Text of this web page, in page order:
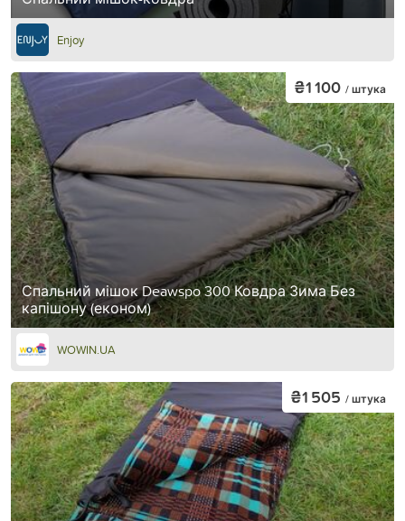
Enjoy
Спальний мішок Deawspo 300 Ковдра Зима Без
капішону (економ)
₴1 100 / штука
WOWIN.UA
₴1 505 / штука